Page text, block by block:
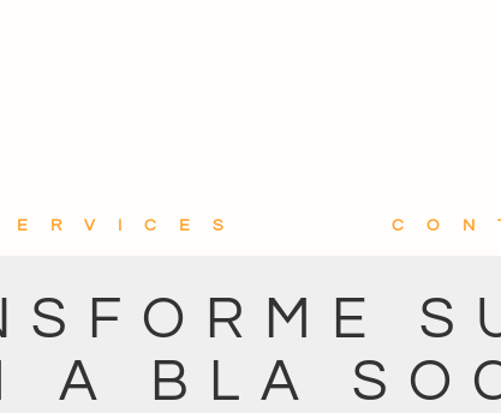
A BLA